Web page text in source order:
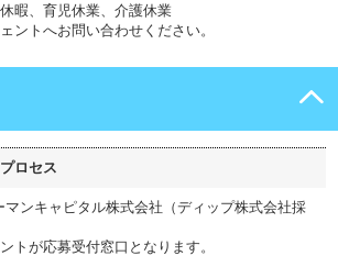
暇、育児休業、介護休業
ントへお問い合わせください。
ロセス
ンキャピタル株式会社（ディップ株式会社採
トが応募受付窓口となります。